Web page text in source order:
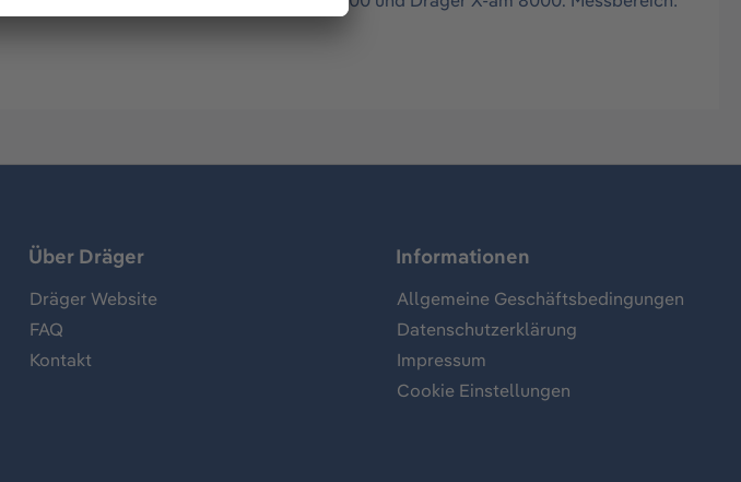
Über Dräger
Dräger Website
FAQ
Kontakt
Informationen
Allgemeine Geschäftsbedingungen
Datenschutzerklärung
Impressum
Cookie Einstellungen